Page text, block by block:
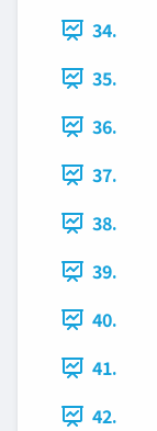
34.
35.
36.
37.
38.
39.
40.
41.
42.